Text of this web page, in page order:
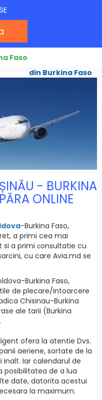
Faso
din Burkina Faso
- BURKINA
ONLINE
-Burkina Faso,
a primi cea mai
a primi сonsultatie cu
cu care Avia.md se
Burkina Faso,
de plecare/intoarcere
Chisinau-Burkina
ale tarii (Burkina
ofera la atentie Dvs.
aeriene, sortate de la
Iar calendarul de
posibilitatea de a lua
date, datorita acestui
la maximum.